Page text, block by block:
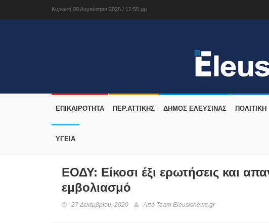
Κυριακή 09 Αυγούστου 2026 / 12:55 μμ
ΕΠΙΚΑΙΡΟΤΗΤΑ ΠΕΡ.ΑΤΤΙΚΗΣ ΔΉΜΟΣ ΕΛΕΥΣΊΝΑΣ ΠΟΛΙΤΙΚΗ
ΥΓΕΙΑ
ΕΟΔΥ: Είκοσι έξι ερωτήσεις και
εμβολιασμό
27 Δεκεμβρίου, 2020 Από Team Eleusisnews.gr